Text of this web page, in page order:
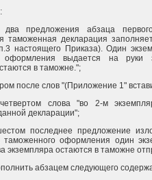
предложения абзаца
таможенная декларация
настоящего Приказа). Один
оформления выдается на руки
в таможне.";
после слов "(Приложение 1"
слова "во 2-м
декларации";
последнее предложение
таможенного оформления один
экземпляра остаются в таможне
абзацем следующего